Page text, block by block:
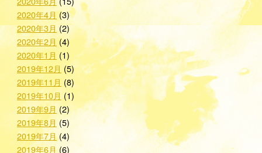
2020年4月(3)
2020年3月(2)
2020年2月(4)
2020年1月 (1)
2019年12月 (5)
2019年11月 (8)
2019年10月 (1)
2019年9月(2)
2019年8月(5)
2019年7月(4)
2019年6月(6)